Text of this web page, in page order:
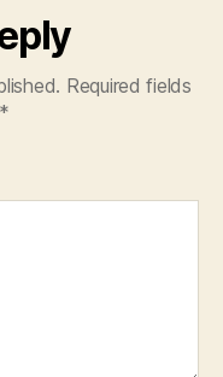
Required fields
*